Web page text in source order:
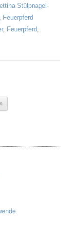
Stülpnagel-
, Feuerpferd
, Feuerpferd,